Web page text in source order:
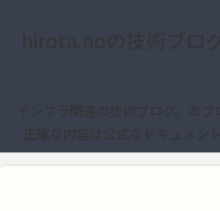
hirota.noの技術ブロ
インフラ関連の技術ブログ。本
正確な内容は公式なドキュメン